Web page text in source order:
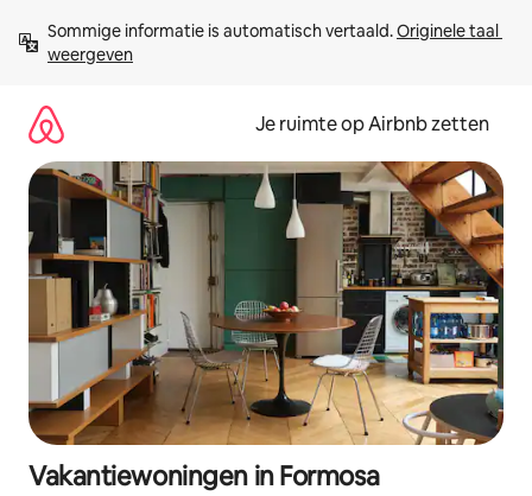
direct
naar
Sommige informatie is automatisch vertaald. Originele taal
weergeven
Je ruimte op Airbnb zetten
Vakantiewoningen in Formosa